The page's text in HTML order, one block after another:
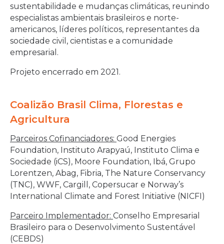
sustentabilidade e mudanças climáticas, reunindo
especialistas ambientais brasileiros e norte-
americanos, líderes políticos, representantes da
sociedade civil, cientistas e a comunidade
empresarial.
Projeto encerrado em 2021.
Coalizão Brasil Clima, Florestas e
Agricultura
Parceiros Cofinanciadores: Good Energies
Foundation, Instituto Arapyaú, Instituto Clima e
Sociedade (iCS), Moore Foundation, Ibá, Grupo
Lorentzen, Abag, Fibria, The Nature Conservancy
(TNC), WWF, Cargill, Copersucar e Norway’s
International Climate and Forest Initiative (NICFI)
Parceiro Implementador: Conselho Empresarial
Brasileiro para o Desenvolvimento Sustentável
(CEBDS)